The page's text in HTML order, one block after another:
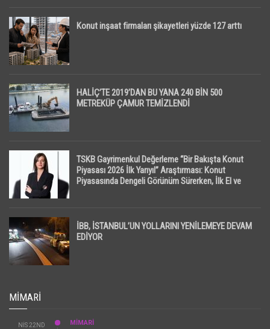
Konut inşaat firmaları şikayetleri yüzde 127 arttı
HALİÇ’TE 2019’DAN BU YANA 240 BİN 500
METREKÜP ÇAMUR TEMİZLENDİ
TSKB Gayrimenkul Değerleme “Bir Bakışta Konut
Piyasası 2026 İlk Yarıyıl” Araştırması: Konut
Piyasasında Dengeli Görünüm Sürerken, İlk El ve
İBB, İSTANBUL’UN YOLLARINI YENİLEMEYE DEVAM
EDİYOR
MIMARI
NIS 22ND
MİMARİ